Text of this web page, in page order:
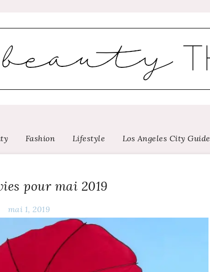
Fashion Lifestyle Los Angeles City Guide
pour mai 2019
mai 1, 2019